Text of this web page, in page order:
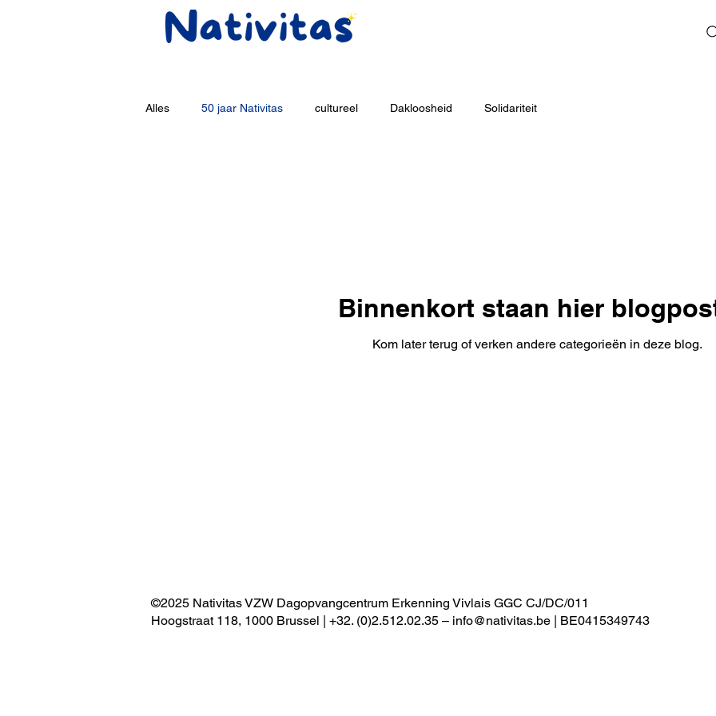
Alles 50 jaar Nativitas cultureel Dakloosheid Solidariteit
Binnenkort staan hier
Kom later terug of verken andere categorieën in deze blog.
©2025 Nativitas VZW Dagopvangcentrum Erkenning Vivlais GGC CJ/DC/011
Hoogstraat 118, 1000 Brussel | +32. (0)2.512.02.35 – info@nativitas.be | BE0415349743